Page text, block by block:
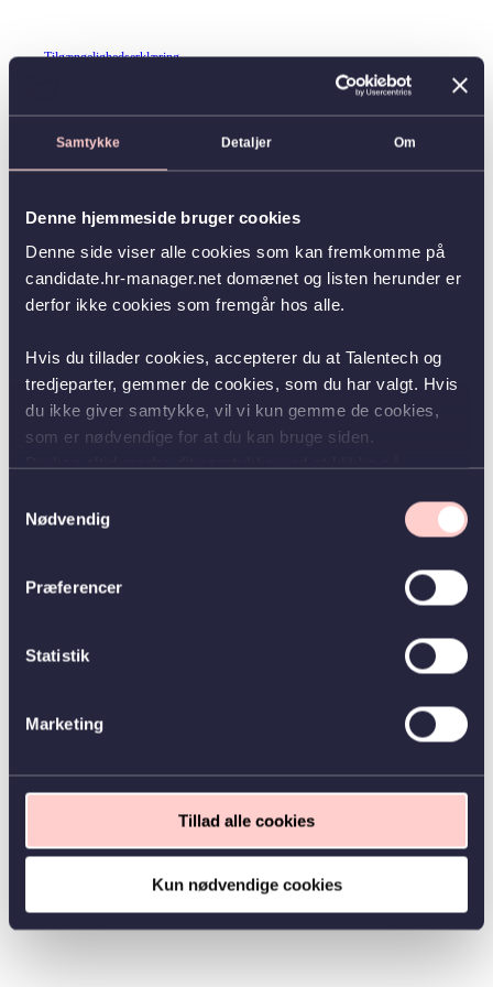
Samtykke Detaljer Om
Denne hjemmeside bruger cookies
Denne side viser alle cookies som kan fremkomme på
candidate.hr-manager.net domænet og listen herunder er
derfor ikke cookies som fremgår hos alle.
Hvis du tillader cookies, accepterer du at Talentech og
tredjeparter, gemmer de cookies, som du har valgt. Hvis
du ikke giver samtykke, vil vi kun gemme de cookies,
som er nødvendige for at du kan bruge siden.
Nødvendig
Præferencer
Statistik
Marketing
Tillad alle cookies
Kun nødvendige cookies
Tilgængelighedserklæring